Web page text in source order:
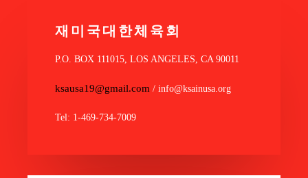
재미국대한체육회
P.O. BOX 111015, LOS ANGELES, CA 90011
ksausa19@gmail.com / info@ksainusa.org
Tel: 1-469-734-7009